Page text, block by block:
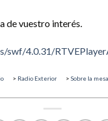
de vuestro interés.
swf/4.0.31/
> Radio Exterior > Sobre la mesa